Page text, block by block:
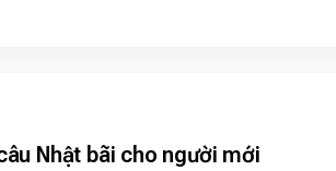
Nhật bãi cho người mới